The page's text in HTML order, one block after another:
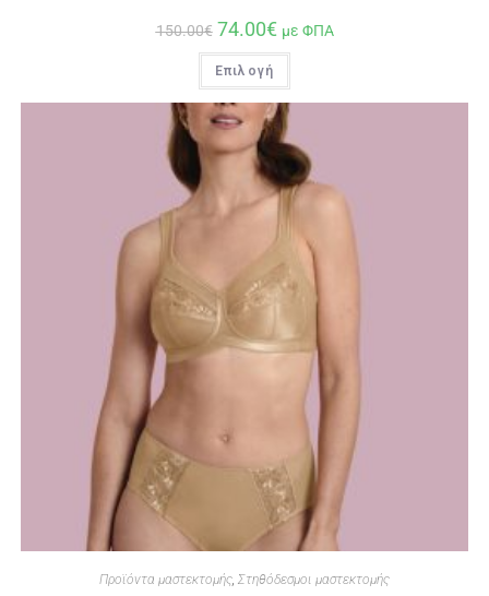
150.00€ 74.00€ με ΦΠΑ
Επιλογή
Προϊόντα μαστεκτομής, Στηθόδεσμοι μαστεκτομής